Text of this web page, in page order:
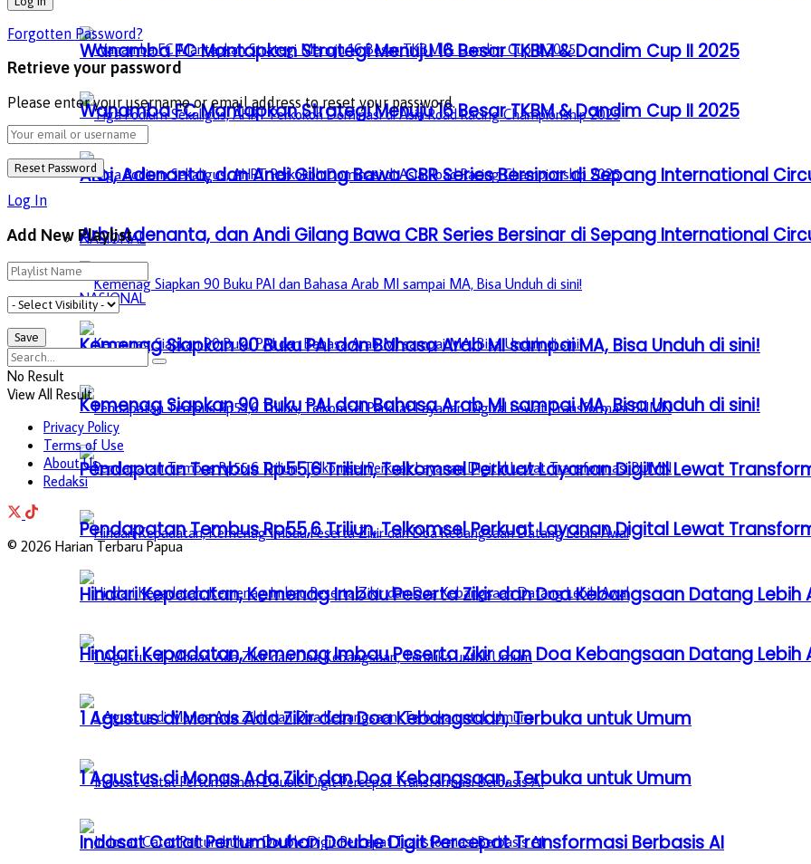
Wanamba FC Mantapkan Strategi Menuju 16 Besar TKBM & Dandim Cup II 2025
Arbi, Adenanta, dan Andi Gilang Bawa CBR Series Bersinar di Sepang International
NASIONAL
Kemenag Siapkan 90 Buku PAI dan Bahasa Arab MI sampai MA, Bisa Unduh di sini!
Pendapatan Tembus Rp55,6 Triliun, Telkomsel Perkuat Layanan Digital Lewat
Hindari Kepadatan, Kemenag Imbau Peserta Zikir dan Doa Kebangsaan Datang Lebih
1 Agustus di Monas Ada Zikir dan Doa Kebangsaan, Terbuka untuk Umum
Indosat Catat Pertumbuhan Double Digit Percepat Transformasi Berbasis AI
Wanamba FC Mantapkan Strategi Menuju 16 Besar TKBM & Dandim Cup II 2025
Arbi, Adenanta, dan Andi Gilang Bawa CBR Series Bersinar di Sepang International
NASIONAL
Kemenag Siapkan 90 Buku PAI dan Bahasa Arab MI sampai MA, Bisa Unduh di sini!
Pendapatan Tembus Rp55,6 Triliun, Telkomsel Perkuat Layanan Digital Lewat
Hindari Kepadatan, Kemenag Imbau Peserta Zikir dan Doa Kebangsaan Datang Lebih
1 Agustus di Monas Ada Zikir dan Doa Kebangsaan, Terbuka untuk Umum
Forgotten Password?
Retrieve your password
Please enter your username or email address to reset your password.
Log In
Add New Playlist
No Result
View All Result
Privacy Policy
Terms of Use
About Us
Redaksi
© 2026 Harian Terbaru Papua